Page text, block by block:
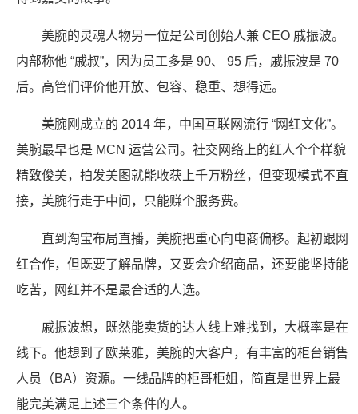
美腕的灵魂人物另一位是公司创始人兼 CEO 戚振波。
内部称他 “戚叔”，因为员工多是 90、 95 后，戚振波是 70
后。高管们评价他开放、包容、稳重、想得远。
美腕刚成立的 2014 年，中国互联网流行 “网红文化”。
美腕最早也是 MCN 运营公司。社交网络上的红人个个样貌
精致俊美，拍发美图就能收获上千万粉丝，但变现模式不直
接，美腕行走于中间，只能赚个服务费。
直到淘宝布局直播，美腕把重心向电商偏移。起初跟网
红合作，但既要了解品牌，又要会介绍商品，还要能坚持能
吃苦，网红并不是最合适的人选。
戚振波想，既然能卖货的达人线上难找到，大概率是在
线下。他想到了欧莱雅，美腕的大客户，有丰富的柜台销售
人员（BA）资源。一线品牌的柜哥柜姐，简直是世界上最
能完美满足上述三个条件的人。